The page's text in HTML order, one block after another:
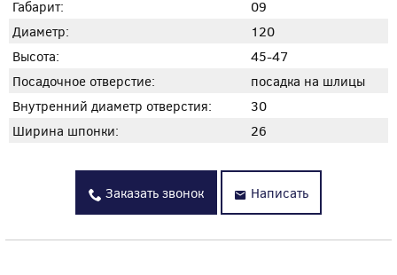
Габарит:
09
Диаметр:
120
Высота:
45-47
Посадочное отверстие:
посадка на шлицы
Внутренний диаметр отверстия:
30
Ширина шпонки:
26
Заказать звонок Написать